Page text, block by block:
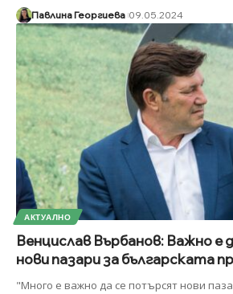
Павлина Георгиева 09.05.2024
АКТУАЛНО
Венцислав Върбанов: Важно е
нови пазари за българската
"Много е важно да се потърсят нови